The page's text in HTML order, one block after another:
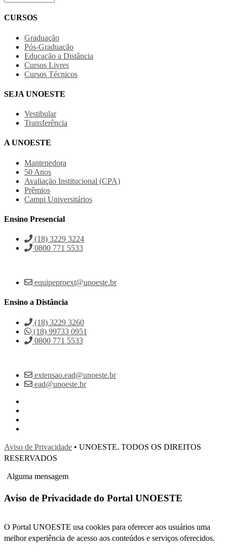
CURSOS
Graduação
Pós-Graduação
Educação a Distância
Cursos Livres
Cursos Técnicos
SEJA UNOESTE
Vestibular
Transferência
A UNOESTE
Mantenedora
50 Anos
Avaliação Institucional (CPA)
Prêmios
Campi Universitários
Ensino Presencial
(18) 3229 3224
0800 771 5533
equipeproext@unoeste.br
Ensino a Distância
(18) 3229 3260
(18) 99733 0951
0800 771 5533
extensao.ead@unoeste.br
ead@unoeste.br
Aviso de Privacidade • UNOESTE. TODOS OS DIREITOS
RESERVADOS
Alguma mensagem
Aviso de Privacidade do Portal UNOESTE
O Portal UNOESTE usa cookies para oferecer aos usuários uma
melhor experiência de acesso aos conteúdos e serviços oferecidos.